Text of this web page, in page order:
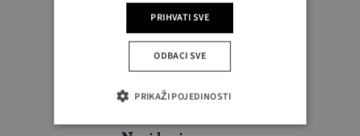
PRATITE NAS
PRIHVATI SVE
ODBACI SVE
PRIKAŽI POJEDINOSTI